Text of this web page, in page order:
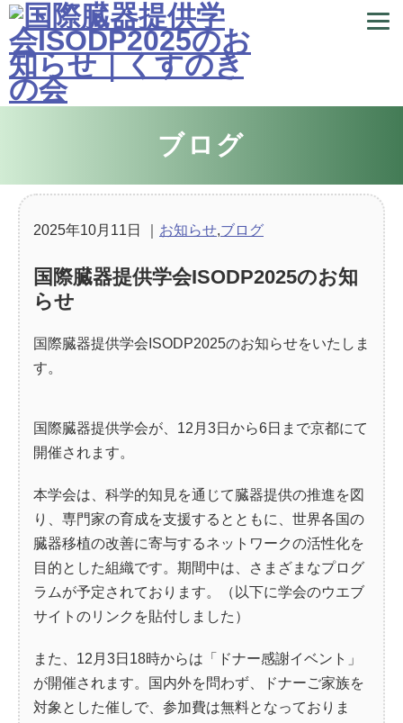
ブログ
2025年10月11日 お知らせ,ブログ
国際臓器提供学会ISODP2025のお知
らせ
国際臓器提供学会ISODP2025のお知らせをいたしま
す。
国際臓器提供学会が、12月3日から6日まで京都にて
開催されます。
本学会は、科学的知見を通じて臓器提供の推進を図
り、専門家の育成を支援するとともに、世界各国の
臓器移植の改善に寄与するネットワークの活性化を
目的とした組織です。期間中は、さまざまなプログ
ラムが予定されております。（以下に学会のウエブ
サイトのリンクを貼付しました）
また、12月3日18時からは「ドナー感謝イベント」
が開催されます。国内外を問わず、ドナーご家族を
対象とした催しで、参加費は無料となっておりま